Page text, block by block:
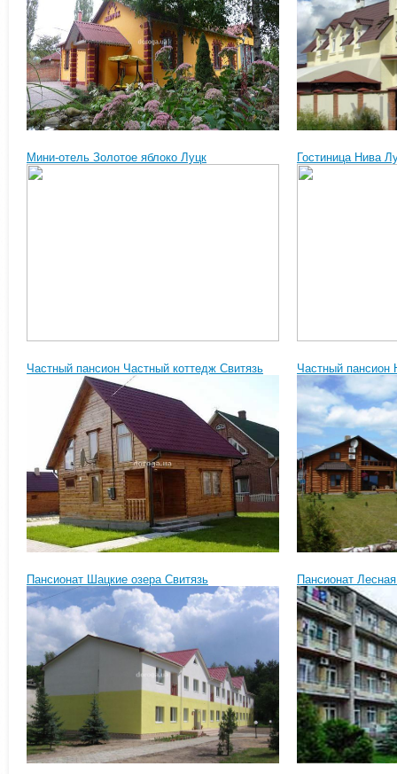
Мини-отель Золотое яблоко Луцк Гостиница Нива
Частный пансион Частный коттедж Свитязь Частный пансион
Пансионат Шацкие озера Свитязь Пансионат